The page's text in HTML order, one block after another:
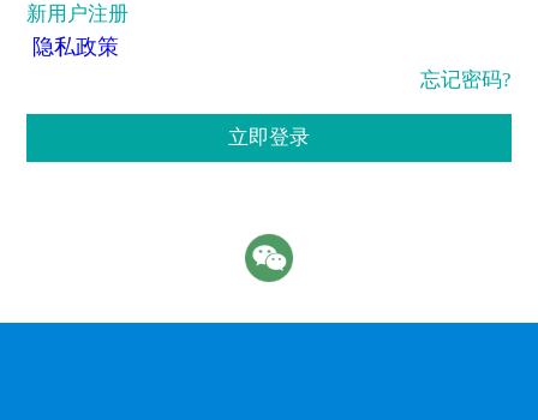
新用户注册
隐私政策
忘记密码?
立即登录